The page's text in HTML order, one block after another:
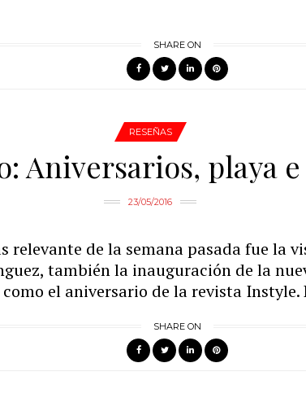
SHARE ON
RESEÑAS
Aniversarios, playa
23/05/2016
relevante de la semana pasada fue la
también la inauguración de la
el aniversario de la revista Instyle.
SHARE ON